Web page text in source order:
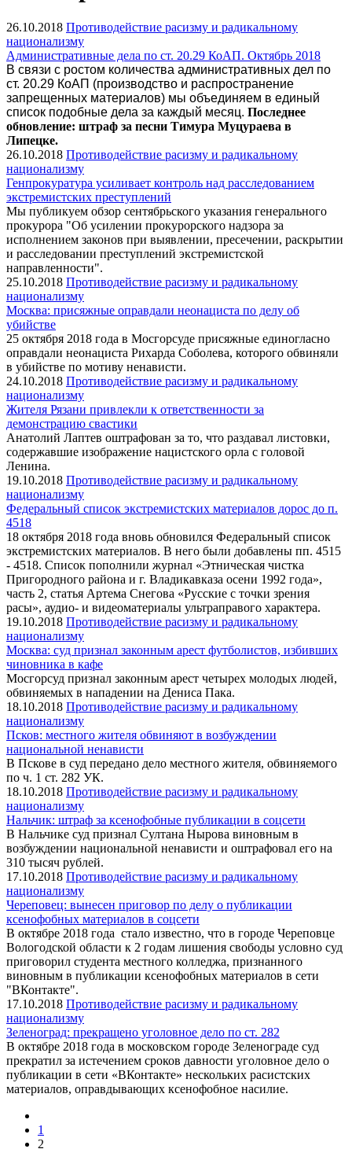
26.10.2018 Противодействие расизму и радикальному
национализму
Административные дела по ст. 20.29 КоАП. Октябрь 2018
В связи с ростом количества административных дел по
ст. 20.29 КоАП (производство и распространение
запрещенных материалов) мы объединяем в единый
список подобные дела за каждый месяц. Последнее
обновление: штраф за песни Тимура Муцураева в
Липецке.
26.10.2018 Противодействие расизму и радикальному
национализму
Генпрокуратура усиливает контроль над расследованием
экстремистских преступлений
Мы публикуем обзор сентябрьского указания генерального
прокурора "Об усилении прокурорского надзора за
исполнением законов при выявлении, пресечении, раскрытии
и расследовании преступлений экстремистской
направленности".
25.10.2018 Противодействие расизму и радикальному
национализму
Москва: присяжные оправдали неонациста по делу об
убийстве
25 октября 2018 года в Мосгорсуде присяжные единогласно
оправдали неонациста Рихарда Соболева, которого обвиняли
в убийстве по мотиву ненависти.
24.10.2018 Противодействие расизму и радикальному
национализму
Жителя Рязани привлекли к ответственности за
демонстрацию свастики
Анатолий Лаптев оштрафован за то, что раздавал листовки,
содержавшие изображение нацистского орла с головой
Ленина.
19.10.2018 Противодействие расизму и радикальному
национализму
Федеральный список экстремистских материалов дорос до п.
4518
18 октября 2018 года вновь обновился Федеральный список
экстремистских материалов. В него были добавлены пп. 4515
- 4518. Список пополнили журнал «Этническая чистка
Пригородного района и г. Владикавказа осени 1992 года»,
часть 2, статья Артема Снегова «Русские с точки зрения
расы», аудио- и видеоматериалы ультраправого характера.
19.10.2018 Противодействие расизму и радикальному
национализму
Москва: суд признал законным арест футболистов, избивших
чиновника в кафе
Мосгорсуд признал законным арест четырех молодых людей,
обвиняемых в нападении на Дениса Пака.
18.10.2018 Противодействие расизму и радикальному
национализму
Псков: местного жителя обвиняют в возбуждении
национальной ненависти
В Пскове в суд передано дело местного жителя, обвиняемого
по ч. 1 ст. 282 УК.
18.10.2018 Противодействие расизму и радикальному
национализму
Нальчик: штраф за ксенофобные публикации в соцсети
В Нальчике суд признал Султана Нырова виновным в
возбуждении национальной ненависти и оштрафовал его на
310 тысяч рублей.
17.10.2018 Противодействие расизму и радикальному
национализму
Череповец: вынесен приговор по делу о публикации
ксенофобных материалов в соцсети
В октябре 2018 года стало известно, что в городе Череповце
Вологодской области к 2 годам лишения свободы условно суд
приговорил студента местного колледжа, признанного
виновным в публикации ксенофобных материалов в сети
"ВКонтакте".
17.10.2018 Противодействие расизму и радикальному
национализму
Зеленоград: прекращено уголовное дело по ст. 282
В октябре 2018 года в московском городе Зеленограде суд
прекратил за истечением сроков давности уголовное дело о
публикации в сети «ВКонтакте» нескольких расистских
материалов, оправдывающих ксенофобное насилие.
1
2